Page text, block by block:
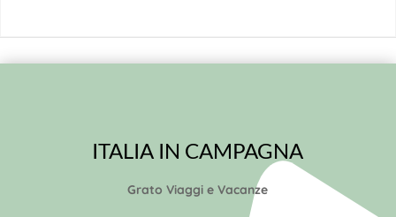
ITALIA IN CAMPAGNA
Grato Viaggi e Vacanze